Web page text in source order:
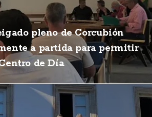
pleno de Corcubión
a partida para permitir
de Día